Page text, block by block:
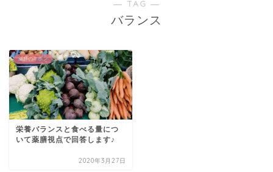
― TAG ―
バランス
薬膳のキホン
栄養バランスと食べる量につ
いて薬膳視点で回答します♪
2020年3月27日